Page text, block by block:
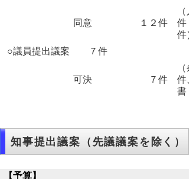
同意 １２件
件
件
○議員提出議案 ７件
可決 ７件
件
書
知事提出議案（先議議案を除く）
【予算】